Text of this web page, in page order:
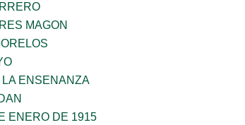
MAGON
ENSENANZA
ENERO DE 1915